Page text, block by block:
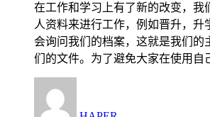
在工作和学习上有了新的改变，我
人资料来进行工作，例如晋升，升
会询问我们的档案，这就是我们的
们的文件。为了避免大家在使用